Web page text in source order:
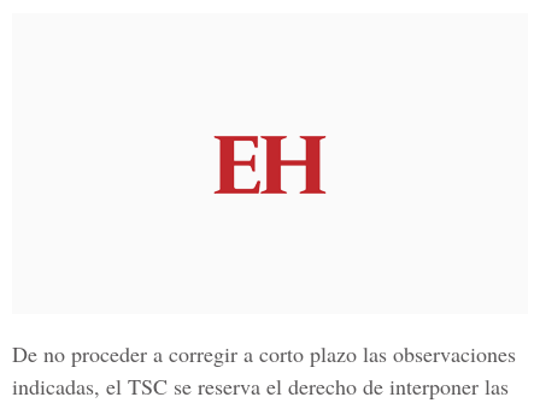
De no proceder a corregir a corto plazo las observaciones
indicadas, el TSC se reserva el derecho de interponer las